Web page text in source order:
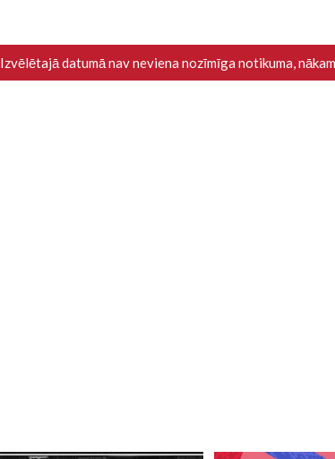
Izvēlētajā datumā nav neviena nozīmīga notikuma,